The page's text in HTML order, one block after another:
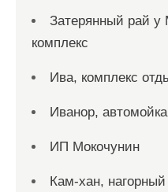
Затерянный рай у
комплекс
Ива, комплекс
Иванор, автомойка
ИП Мокочунин
Кам-хан, нагорный